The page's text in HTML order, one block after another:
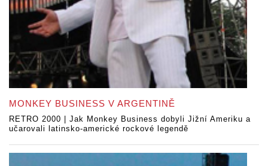
MONKEY BUSINESS V ARGENTINĚ
RETRO 2000 | Jak Monkey Business dobyli Jižní Ameriku a
učarovali latinsko-americké rockové legendě